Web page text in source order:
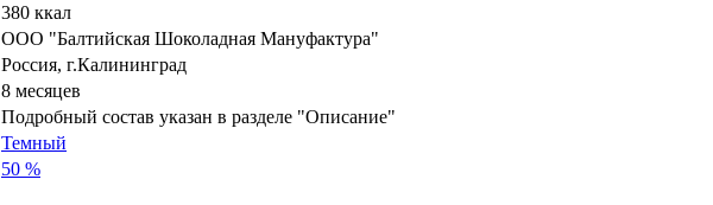
380 ккал
ООО "Балтийская Шоколадная Мануфактура"
Россия, г.Калининград
8 месяцев
Подробный состав указан в разделе "Описание"
Темный
50 %